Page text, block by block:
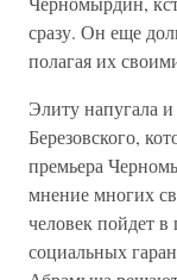
сразу. Он еще
полагая их
Элиту напугала
Березовского,
премьера
мнение многих
человек пойдет в
социальных